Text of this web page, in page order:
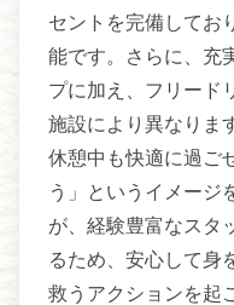
セントを完備してお
能です。さらに、充
プに加え、フリード
施設により異なりま
休憩中も快適に過ご
う」というイメージ
が、経験豊富なスタ
るため、安心して身
救うアクションを起